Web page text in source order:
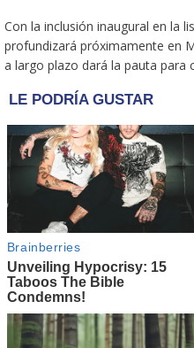
Con la inclusión inaugural en la
profundizará próximamente en
a largo plazo dará la pauta para